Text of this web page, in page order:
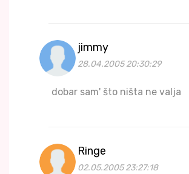
jimmy
28.04.2005 20:30:29
dobar sam' što ništa ne valja
Ringe
02.05.2005 23:27:18